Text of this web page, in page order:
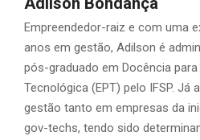
Empreendedor-raiz e com uma
anos em gestão, Adilson é
pós-graduado em Docência
Tecnológica (EPT) pelo IFSP. Já
gestão tanto em empresas da
gov-techs, tendo sido